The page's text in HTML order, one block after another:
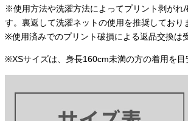
※使用方法や洗濯方法によってプリント剥がれ/
す。裏返して洗濯ネットの使用を推奨しており
※使用済みでのプリント破損による返品交換は
※XSサイズは、身長160cm未満の方の着用を目